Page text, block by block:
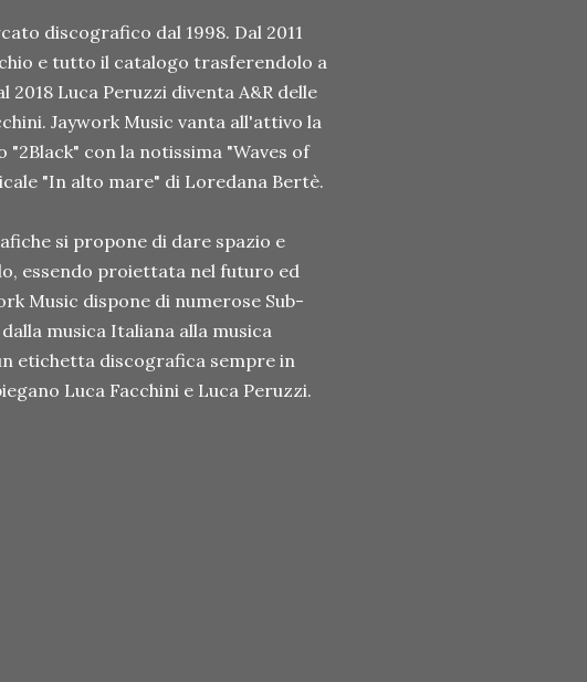
discografico dal 1998. Dal 2011
e tutto il catalogo trasferendolo a
Luca Peruzzi diventa A&R delle
Jaywork Music vanta all'attivo la
con la notissima "Waves of
"In alto mare" di Loredana Bertè.
si propone di dare spazio e
essendo proiettata nel futuro ed
Music dispone di numerose Sub-
musica Italiana alla musica
etichetta discografica sempre in
Luca Facchini e Luca Peruzzi.